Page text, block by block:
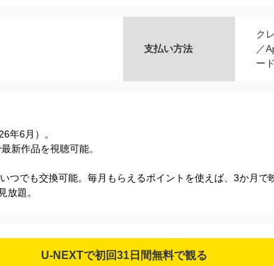
支払い方法
ク
／
ード
年6⽉）。
新作品を視聴可能。
つでも交換可能。毎月もらえるポイントを使えば、3か月で
放題。
U-NEXTで初回31日間無料で観る